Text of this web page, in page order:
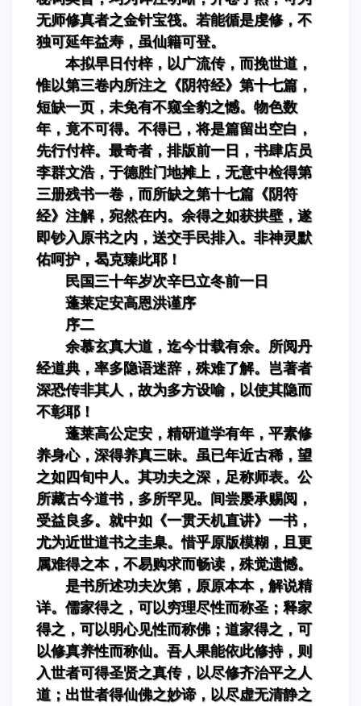
无师修真者之金针宝筏。若能循是虔修，不
独可延年益寿，虽仙籍可登。
本拟早日付梓，以广流传，而挽世道，
惟以第三卷内所注之《阴符经》第十七篇，
短缺一页，未免有不窥全豹之憾。物色数
年，竟不可得。不得已，将是篇留出空白，
先行付梓。最奇者，排版前一日，书肆店员
李群文浩，于德胜门地摊上，无意中检得第
三册残书一卷，而所缺之第十七篇《阴符
经》注解，宛然在内。余得之如获拱壁，遂
即钞入原书之内，送交手民排入。非神灵默
佑呵护，曷克臻此耶！
民国三十年岁次辛巳立冬前一日
蓬莱定安高恩洪谨序
序二
余慕玄真大道，迄今廿载有余。所阅丹
经道典，率多隐语迷辞，殊难了解。岂著者
深恐传非其人，故为多方设喻，以使其隐而
不彰耶！
蓬莱高公定安，精研道学有年，平素修
养身心，深得养真三昧。虽已年近古稀，望
之如四旬中人。其功夫之深，足称师表。公
所藏古今道书，多所罕见。间尝屡承赐阅，
受益良多。就中如《一贯天机直讲》一书，
尤为近世道书之圭臬。惜乎原版模糊，且更
属难得之本，不易购求而畅读，殊觉遗憾。
是书所述功夫次第，原原本本，解说精
详。儒家得之，可以穷理尽性而称圣；释家
得之，可以明心见性而称佛；道家得之，可
以修真养性而称仙。吾人果能依此修持，则
入世者可得圣贤之真传，以尽修齐治平之人
道；出世者得仙佛之妙谛，以尽虚无清静之